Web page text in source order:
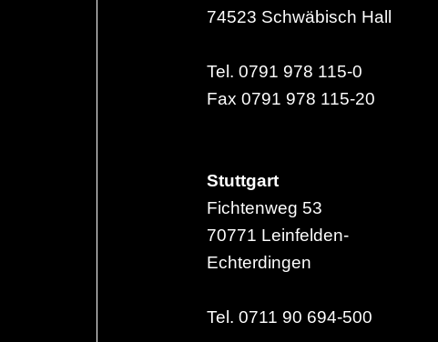
74523 Schwäbisch Hall
Tel. 0791 978 115-0
Fax 0791 978 115-20
Stuttgart
Fichtenweg 53
70771 Leinfelden-
Echterdingen
Tel. 0711 90 694-500